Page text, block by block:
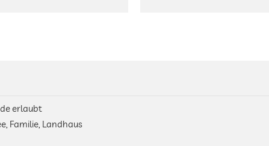
erlaubt
Familie, Landhaus